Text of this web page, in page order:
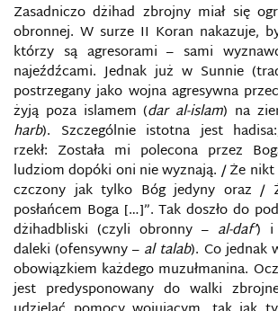
Zasadniczo dżihad zbrojny miał się
obronnej. W surze II Koran nakazuje,
którzy są agresorami – sami
najeźdźcami. Jednak już w Sunnie
postrzegany jako wojna agresywna
żyją poza islamem (dar al-islam) na
harb). Szczególnie istotna jest
rzekł: Została mi polecona przez
ludziom dopóki oni nie wyznają. / Że
czczony jak tylko Bóg jedyny oraz /
posłańcem Boga […]”. Tak doszło do
dżihadbliski (czyli obronny – al-daf’) i
daleki (ofensywny – al talab). Co jednak
obowiązkiem każdego muzułmanina.
jest predysponowany do walki